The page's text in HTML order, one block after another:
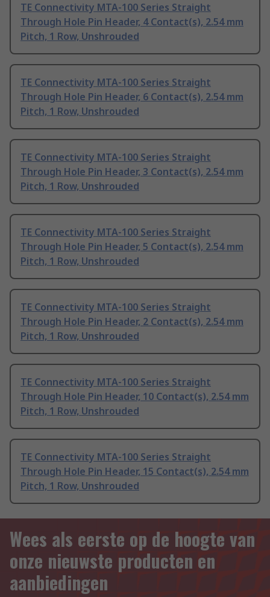
TE Connectivity MTA-100 Series Straight
Through Hole Pin Header, 4 Contact(s), 2.54 mm
Pitch, 1 Row, Unshrouded
TE Connectivity MTA-100 Series Straight
Through Hole Pin Header, 6 Contact(s), 2.54 mm
Pitch, 1 Row, Unshrouded
TE Connectivity MTA-100 Series Straight
Through Hole Pin Header, 3 Contact(s), 2.54 mm
Pitch, 1 Row, Unshrouded
TE Connectivity MTA-100 Series Straight
Through Hole Pin Header, 5 Contact(s), 2.54 mm
Pitch, 1 Row, Unshrouded
TE Connectivity MTA-100 Series Straight
Through Hole Pin Header, 2 Contact(s), 2.54 mm
Pitch, 1 Row, Unshrouded
TE Connectivity MTA-100 Series Straight
Through Hole Pin Header, 10 Contact(s), 2.54 mm
Pitch, 1 Row, Unshrouded
TE Connectivity MTA-100 Series Straight
Through Hole Pin Header, 15 Contact(s), 2.54 mm
Pitch, 1 Row, Unshrouded
Wees als eerste op de hoogte van
onze nieuwste producten en
aanbiedingen